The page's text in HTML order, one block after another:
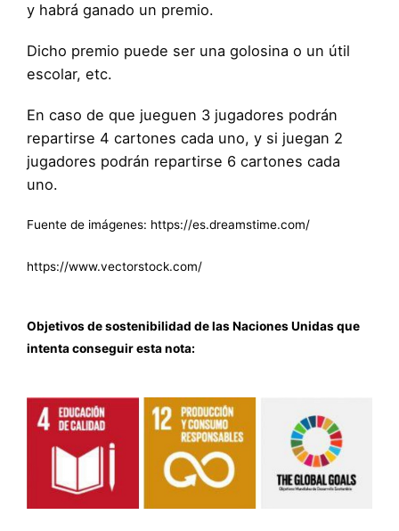
y habrá ganado un premio.
Dicho premio puede ser una golosina o un útil
escolar, etc.
En caso de que jueguen 3 jugadores podrán
repartirse 4 cartones cada uno, y si juegan 2
jugadores podrán repartirse 6 cartones cada
uno.
Fuente de imágenes: https://es.dreamstime.com/
https://www.vectorstock.com/
Objetivos de sostenibilidad de las Naciones Unidas que
intenta conseguir esta nota: